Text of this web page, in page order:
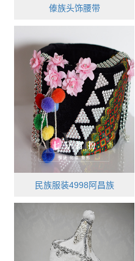
傣族头饰腰带
民族服装4998阿昌族